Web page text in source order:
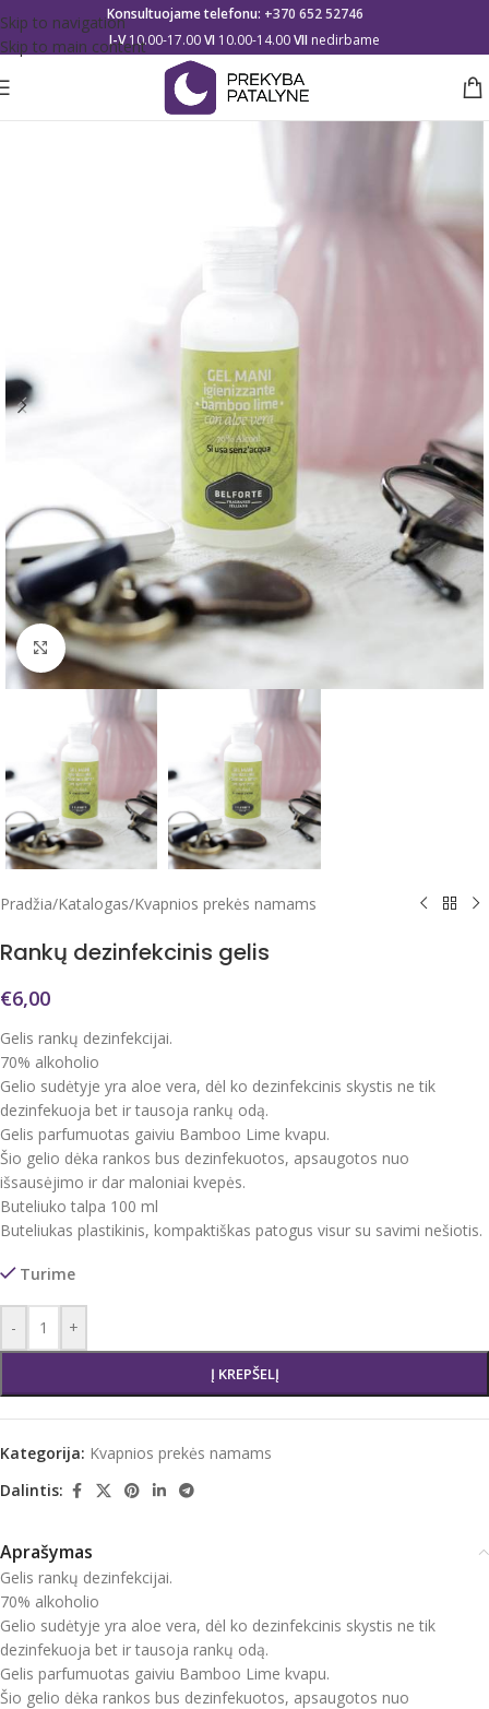
Skip to navigation
Skip to main content
Konsultuojame telefonu: +370 652 52746
I-V10.00-17.00VI 10.00-14.00VII nedirbame
Click to enlarge
Pradžia/Katalogas/Kvapnios prekės namams
Rankų dezinfekcinis gelis
€6,00
Gelis rankų dezinfekcijai.
70% alkoholio
Gelio sudėtyje yra aloe vera, dėl ko dezinfekcinis skystis ne tik
dezinfekuoja bet ir tausoja rankų odą.
Gelis parfumuotas gaiviu Bamboo Lime kvapu.
Šio gelio dėka rankos bus dezinfekuotos, apsaugotos nuo
išsausėjimo ir dar maloniai kvepės.
Buteliuko talpa 100 ml
Buteliukas plastikinis, kompaktiškas patogus visur su savimi nešiotis.
Turime
- +
Į KREPŠELĮ
Kategorija: Kvapnios prekės namams
Dalintis:
Aprašymas
Gelis rankų dezinfekcijai.
70% alkoholio
Gelio sudėtyje yra aloe vera, dėl ko dezinfekcinis skystis ne tik
dezinfekuoja bet ir tausoja rankų odą.
Gelis parfumuotas gaiviu Bamboo Lime kvapu.
Šio gelio dėka rankos bus dezinfekuotos, apsaugotos nuo